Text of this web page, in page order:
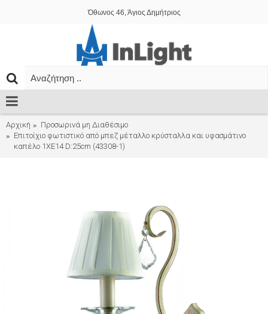
Όθωνος 46, Άγιος Δημήτριος
Αρχική
Προσωρινά μη Διαθέσιμο
Επιτοίχιο φωτιστικό από μπεζ μέταλλο κρύσταλλα και υφασμάτινο
καπέλο 1XE14 D:25cm (43308-1)